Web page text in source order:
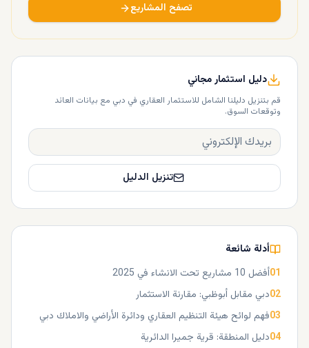
تصفح المشاريع
دليل استثمار مجاني
قم بتنزيل دليلنا الشامل للاستثمار العقاري في دبي مع بيانات العائد
وتوقعات السوق.
تنزيل الدليل
أدلة شائعة
01أفضل 10 مشاريع تحت الانشاء في 2025
02دبي مقابل أبوظبي: مقارنة الاستثمار
03فهم لوائح هيئة التنظيم العقاري ودائرة الأراضي والاملاك دبي
04دليل المنطقة: قرية جميرا الدائرية